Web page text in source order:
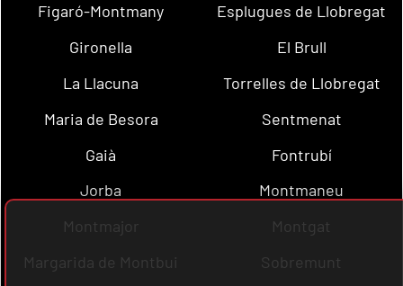
Figaró-Montmany
Esplugues de Llobregat
Gironella
El Brull
La Llacuna
Torrelles de Llobregat
Maria de Besora
Sentmenat
Gaià
Fontrubí
Jorba
Montmaneu
Montmajor
Montgat
Margarida de Montbui
Sobremunt